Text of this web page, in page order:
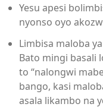
Yesu apesi
nyonso oyo
Limbisa maloba
Bato mingi basali
to “nalongwi
bango, kasi
asala likambo na